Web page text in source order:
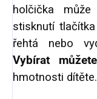
holčička
stisknutí
řehtá nebo
Vybírat
hmotnosti dítěte.